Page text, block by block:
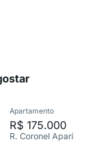
Apartamento
R$ 175.000
R. Coronel Aparício